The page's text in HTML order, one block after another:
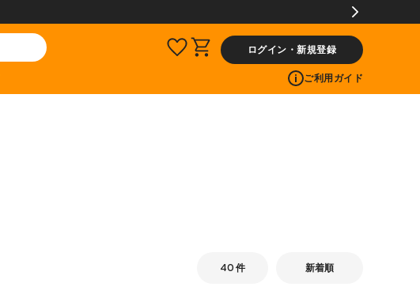
ログイン・新規登録
ご利用ガイド